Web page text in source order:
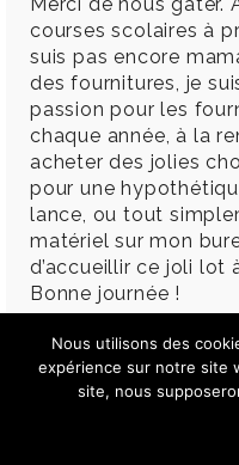
courses scolaires à
suis pas encore
des fournitures, je
passion pour les
chaque année, à la
acheter des jolies
pour une
lance, ou tout
matériel sur mon
d’accueillir ce joli lot
Bonne journée !
MARIE
Nous utilisons des
expérience sur notre site
site, nous